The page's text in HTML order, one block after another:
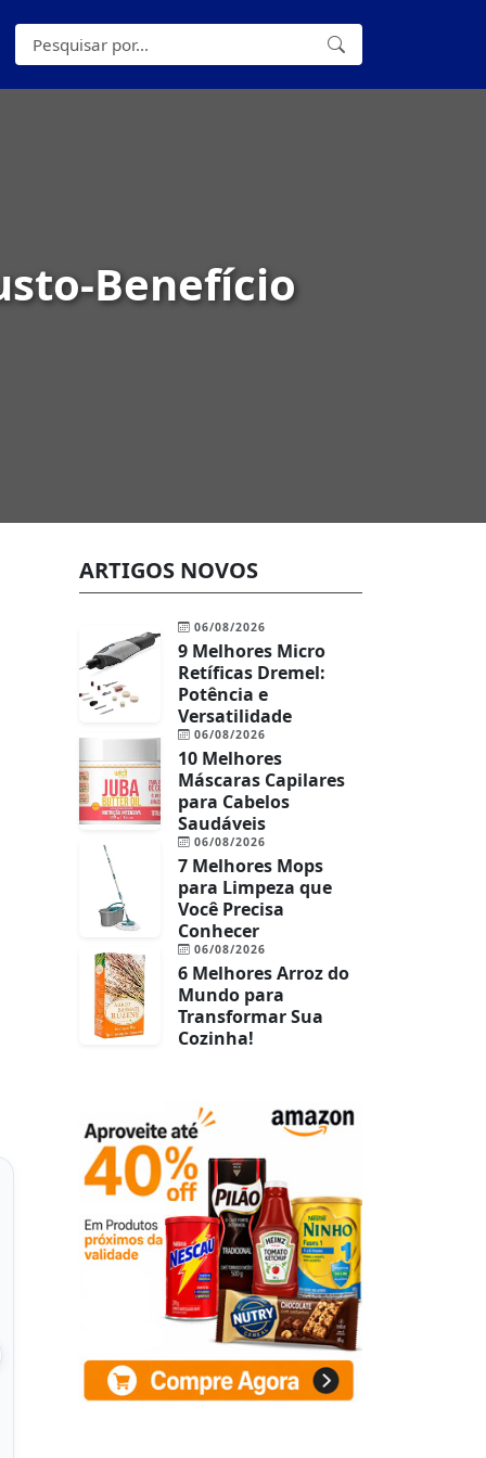
Benefício
USB 7.1
Sound,
Plantronics Headset
Blackwire USB C3220
ARTIGOS NOVOS
06/08/2026
9 Melhores Micro
Retíficas Dremel:
Potência e
Versatilidade
06/08/2026
10 Melhores
Máscaras Capilares
para Cabelos
Saudáveis
06/08/2026
7 Melhores Mops
para Limpeza que
Você Precisa
Conhecer
06/08/2026
6 Melhores Arroz do
Mundo para
Transformar Sua
Cozinha!